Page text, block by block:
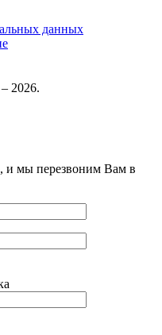
данных
2026.
и мы перезвоним Вам в